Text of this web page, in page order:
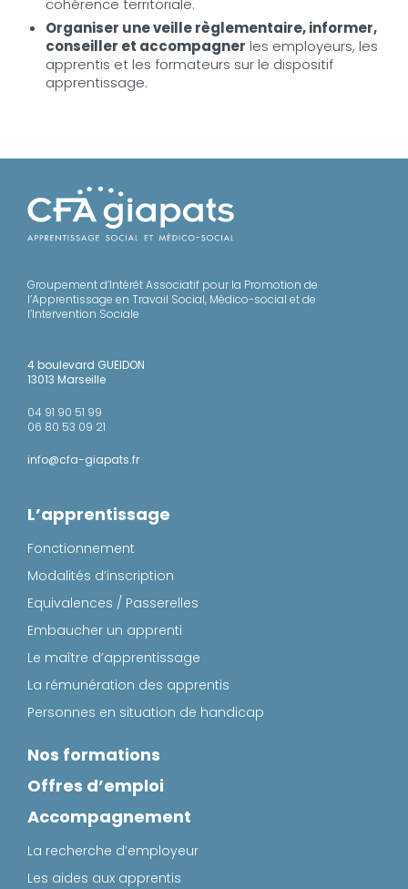
cohérence territoriale.
Organiser une veille règlementaire, informer,
conseiller et accompagner les employeurs, les
apprentis et les formateurs sur le dispositif
apprentissage.
Groupement d’Intérêt Associatif pour la Promotion de
l’Apprentissage en Travail Social, Médico-social et de
l’Intervention Sociale
4 boulevard GUEIDON
13013 Marseille
04 91 90 51 99
06 80 53 09 21
info@cfa-giapats.fr
L’apprentissage
Fonctionnement
Modalités d’inscription
Equivalences / Passerelles
Embaucher un apprenti
Le maître d’apprentissage
La rémunération des apprentis
Personnes en situation de handicap
Nos formations
Offres d’emploi
Accompagnement
La recherche d’employeur
Les aides aux apprentis